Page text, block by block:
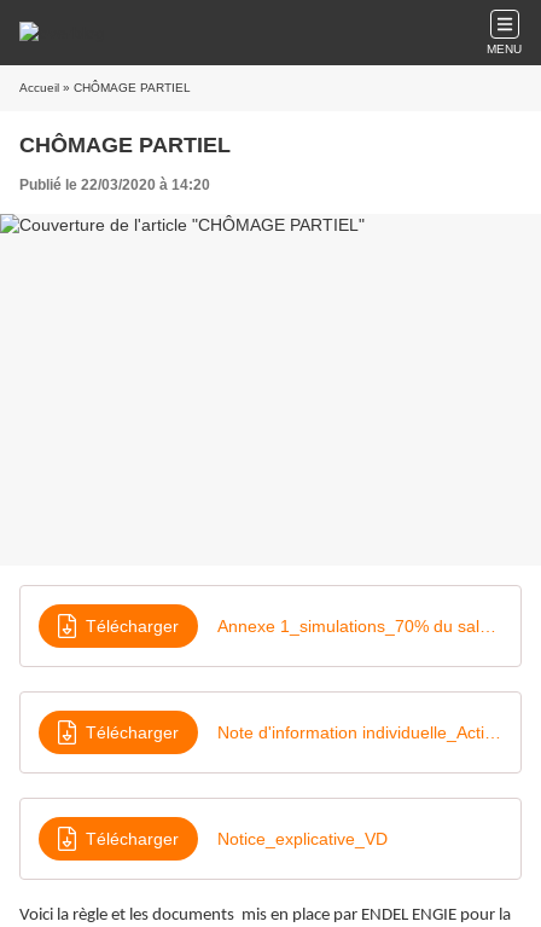
MENU
Accueil » CHÔMAGE PARTIEL
CHÔMAGE PARTIEL
Publié le 22/03/2020 à 14:20
Télécharger
Télécharger
Télécharger Notice_explicative_VD
Voici la règle et les documents mis en place par ENDEL ENGIE pour la